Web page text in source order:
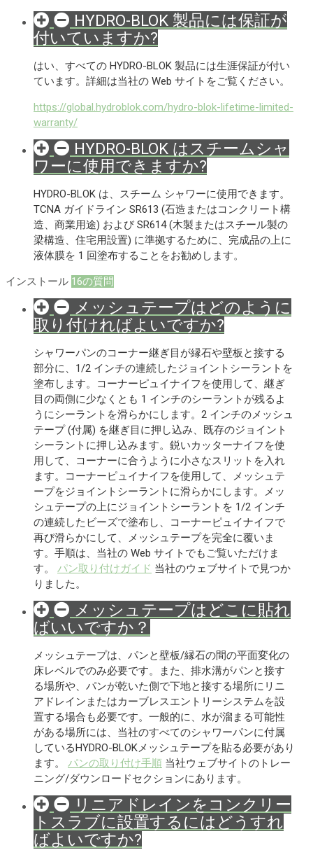
HYDRO-BLOK 製品には保証が
付いていますか?
はい、すべての HYDRO-BLOK 製品には生涯保証が付い
ています。詳細は当社の Web サイトをご覧ください。
https://global.hydroblok.com/hydro-blok-lifetime-limited-
warranty/
HYDRO-BLOK はスチームシャ
ワーに使用できますか?
HYDRO-BLOK は、スチーム シャワーに使用できます。
TCNA ガイドライン SR613 (石造またはコンクリート構
造、商業用途) および SR614 (木製またはスチール製の
梁構造、住宅用設置) に準拠するために、完成品の上に
液体膜を 1 回塗布することをお勧めします。
インストール 16の質問
メッシュテープはどのように
取り付ければよいですか?
シャワーパンのコーナー継ぎ目が縁石や壁板と接する
部分に、1/2 インチの連続したジョイントシーラントを
塗布します。コーナーピュイナイフを使用して、継ぎ
目の両側に少なくとも 1 インチのシーラントが残るよ
うにシーラントを滑らかにします。2 インチのメッシュ
テープ (付属) を継ぎ目に押し込み、既存のジョイント
シーラントに押し込みます。鋭いカッターナイフを使
用して、コーナーに合うように小さなスリットを入れ
ます。コーナーピュイナイフを使用して、メッシュテ
ープをジョイントシーラントに滑らかにします。メッ
シュテープの上にジョイントシーラントを 1/2 インチ
の連続したビーズで塗布し、コーナーピュイナイフで
再び滑らかにして、メッシュテープを完全に覆いま
す。手順は、当社の Web サイトでもご覧いただけま
す。 パン取り付けガイド 当社のウェブサイトで見つか
りました。
メッシュテープはどこに貼れ
ばいいですか？
メッシュテープは、パンと壁板/縁石の間の平面変化の
床レベルでのみ必要です。また、排水溝がパンと接す
る場所や、パンが乾いた側で下地と接する場所にリニ
アドレインまたはカーブレスエントリーシステムを設
置する場合も必要です。一般的に、水が溜まる可能性
がある場所には、当社のすべてのシャワーパンに付属
しているHYDRO-BLOKメッシュテープを貼る必要があり
ます。 パンの取り付け手順 当社ウェブサイトのトレー
ニング/ダウンロードセクションにあります。
リニアドレインをコンクリー
トスラブに設置するにはどうすれ
ばよいですか?